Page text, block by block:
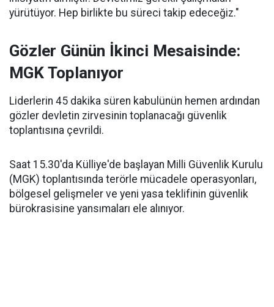
yürütüyor. Hep birlikte bu süreci takip edeceğiz."
Gözler Günün İkinci Mesaisinde:
MGK Toplanıyor
Liderlerin 45 dakika süren kabulünün hemen ardından
gözler devletin zirvesinin toplanacağı güvenlik
toplantısına çevrildi.
Saat 15.30'da Külliye'de başlayan Milli Güvenlik Kurulu
(MGK) toplantısında terörle mücadele operasyonları,
bölgesel gelişmeler ve yeni yasa teklifinin güvenlik
bürokrasisine yansımaları ele alınıyor.